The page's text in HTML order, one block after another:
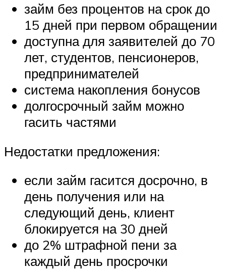
займ без процентов на срок до
15 дней при первом обращении
доступна для заявителей до 70
лет, студентов, пенсионеров,
предпринимателей
система накопления бонусов
долгосрочный займ можно
гасить частями
Недостатки предложения:
если займ гасится досрочно, в
день получения или на
следующий день, клиент
блокируется на 30 дней
до 2% штрафной пени за
каждый день просрочки